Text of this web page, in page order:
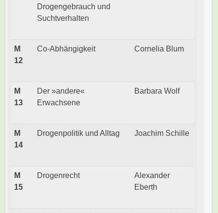
Drogengebrauch und
Suchtverhalten
M
12
Co-Abhängigkeit Cornelia Blum
M
13
Der »andere«
Erwachsene
Barbara Wolf
M
14
Drogenpolitik und Alltag Joachim Schille
M
15
Drogenrecht
Alexander
Eberth